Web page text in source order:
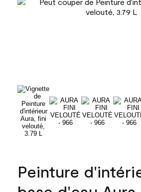
Peinture